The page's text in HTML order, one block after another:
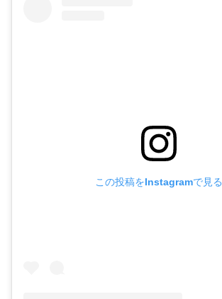
この投稿をInstagramで見る